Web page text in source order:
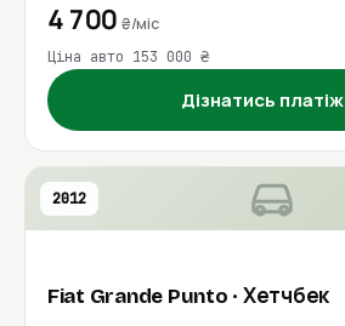
4 700₴/міс
Ціна авто 153 000 ₴
Дізнатись платіж
2012
Fiat Grande Punto · Хетчбек